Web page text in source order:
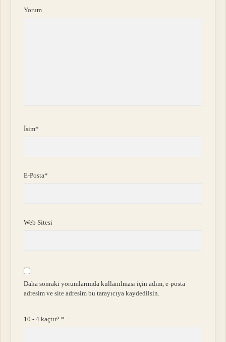
Yorum
İsim*
E-Posta*
Web Sitesi
Daha sonraki yorumlarımda kullanılması için adım, e-posta
adresim ve site adresim bu tarayıcıya kaydedilsin.
10 - 4 kaçtır?*